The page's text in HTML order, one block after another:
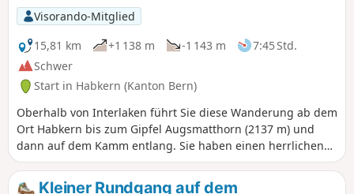
Visorando-Mitglied
15,81 km
+1 138 m -1 143 m
7:45 Std.
Schwer
Start in Habkern (Kanton Bern)
Oberhalb von Interlaken führt Sie diese Wanderung ab dem
Ort Habkern bis zum Gipfel Augsmatthorn (2137 m) und
dann auf dem Kamm entlang. Sie haben einen herrlichen
Blick auf den Brienzersee und darüber hinaus auf die
verschneiten Gipfel der Schweizer Alpen.
Kleiner Rundgang auf dem